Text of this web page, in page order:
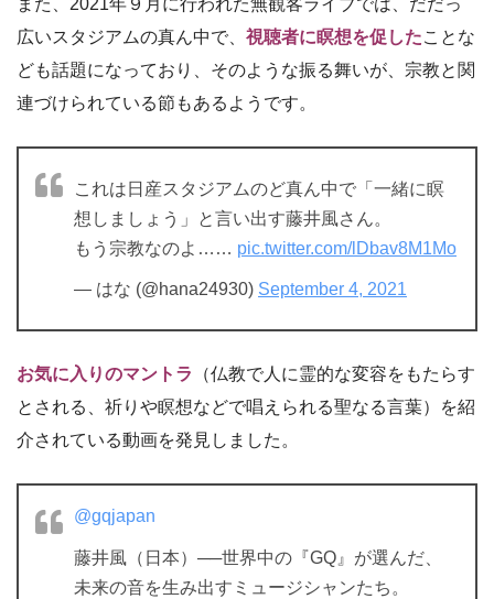
また、2021年９月に行われた無観客ライブでは、だだっ
広いスタジアムの真ん中で、 視聴者に瞑想を促したことな
ども話題になっており、そのような振る舞いが、宗教と関
連づけられている節もあるようです。
これは日産スタジアムのど真ん中で「一緒に瞑
想しましょう」と言い出す藤井風さん。
もう宗教なのよ…… pic.twitter.com/lDbav8M1Mo
— はな (@hana24930) September 4, 2021
お気に入りのマントラ （仏教で人に霊的な変容をもたらす
とされる、祈りや瞑想などで唱えられる聖なる言葉）を紹
介されている動画を発見しました。
@gqjapan
藤井風（日本）──世界中の『GQ』が選んだ、
未来の音を生み出すミュージシャンたち。